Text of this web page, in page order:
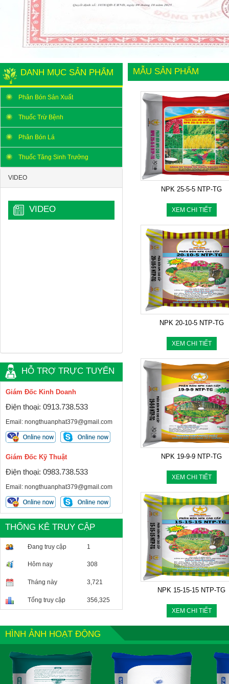
DANH MỤC SẢN PHẨM
Phân Bón Sản Xuất
Thuốc Trừ Bệnh
Phân Bón Lá
Thuốc Tăng Sinh Trưởng
VIDEO
VIDEO
HỖ TRỢ TRỰC TUYẾN
Giám Đốc Kinh Doanh
Điện thoại: 0913.738.533
Email: nongthuanphat379@gmail.com
Giám Đốc Kỹ Thuật
Điện thoại: 0983.738.533
Email: nongthuanphat379@gmail.com
THỐNG KÊ TRUY CẬP
Đang truy cập 1
Hôm nay 308
Tháng này 3,721
Tổng truy cập 356,325
MẪU SẢN PHẨM
NPK 25-5-5 NTP-TG
XEM CHI TIẾT
NPK 20-10-5 NTP-TG
XEM CHI TIẾT
NPK 19-9-9 NTP-TG
XEM CHI TIẾT
NPK 15-15-15 NTP-TG
XEM CHI TIẾT
HÌNH ẢNH HOẠT ĐỘNG